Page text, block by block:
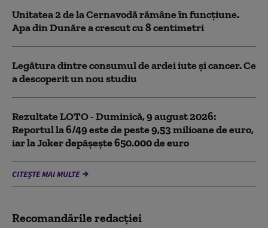
Unitatea 2 de la Cernavodă rămâne în funcțiune.
Apa din Dunăre a crescut cu 8 centimetri
Legătura dintre consumul de ardei iute și cancer. Ce
a descoperit un nou studiu
Rezultate LOTO - Duminică, 9 august 2026:
Reportul la 6/49 este de peste 9,53 milioane de euro,
iar la Joker depășește 650.000 de euro
CITEȘTE MAI MULTE
Recomandările redacţiei